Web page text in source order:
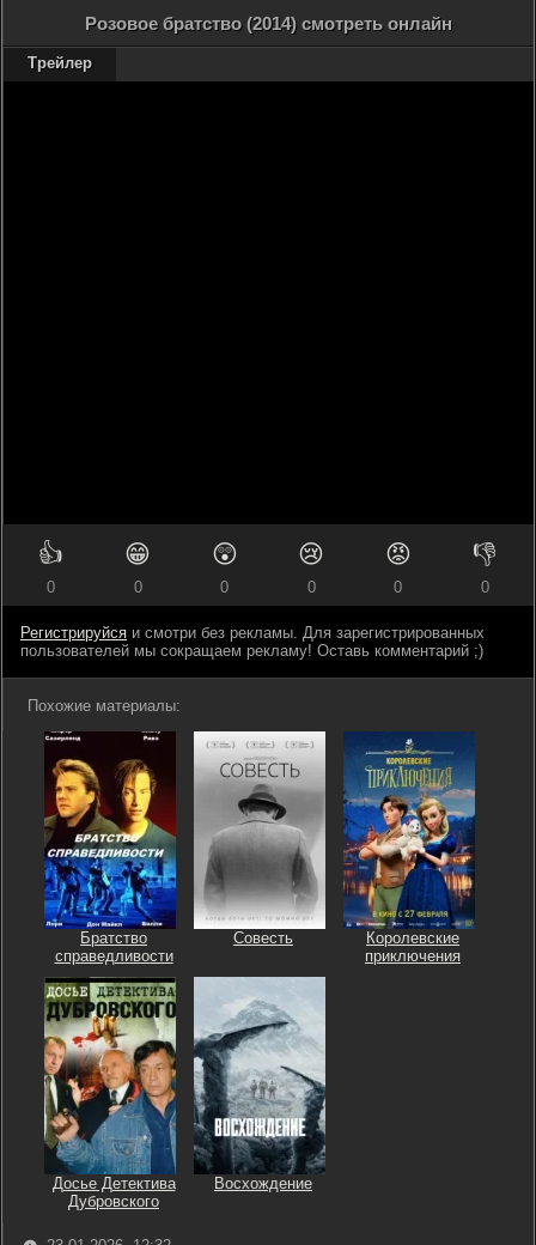
Розовое братство (2014) смотреть онлайн
Трейлер
👍
0
😁
0
😲
0
😢
0
😡
0
👎
0
Регистрируйся и смотри без рекламы. Для зарегистрированных
пользователей мы сокращаем рекламу! Оставь комментарий ;)
Похожие материалы:
Братство
справедливости
Совесть
Королевские
приключения
Досье Детектива
Дубровского
Восхождение